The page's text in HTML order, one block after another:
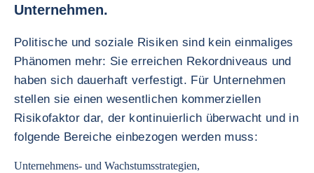
Unternehmen.
Politische und soziale Risiken sind kein einmaliges
Phänomen mehr: Sie erreichen Rekordniveaus und
haben sich dauerhaft verfestigt. Für Unternehmen
stellen sie einen wesentlichen kommerziellen
Risikofaktor dar, der kontinuierlich überwacht und in
folgende Bereiche einbezogen werden muss:
Unternehmens- und Wachstumsstrategien,